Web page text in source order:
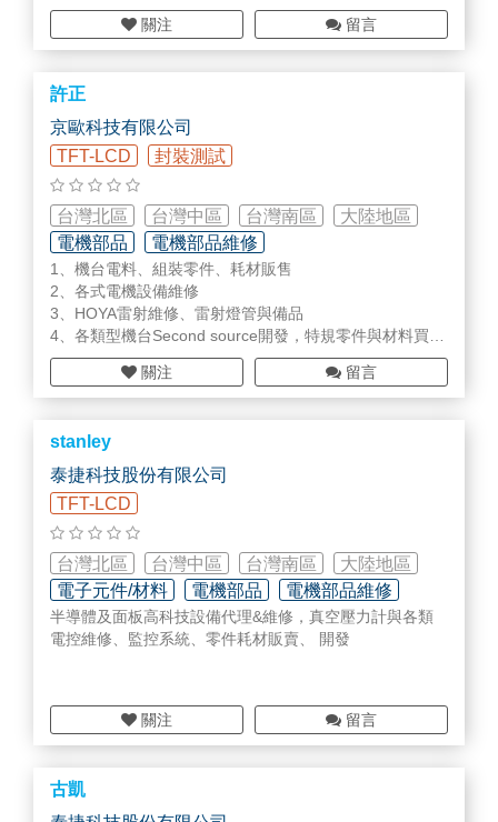
電控類、閥件、RPS、Chiller維修
陽極處理
關注 留言
許正
京歐科技有限公司
TFT-LCD
封裝測試
台灣北區 台灣中區 台灣南區
大陸地區
電機部品
電機部品維修
無塵室設備/用具/耗材
1、機台電料、組裝零件、耗材販售
2、各式電機設備維修
3、HOYA雷射維修、雷射燈管與備品
4、各類型機台Second source開發，特規零件與材料買賣
5、金屬、塑膠材料加工
6、AOI檢查機、Repair修補機研磨帶與耗材
7 、客製化PC軟體設計
8 、AI智能預警系統(PC套裝&手持式Pump管理系統）
詳細內容請來信詢問jenghsu@jing-o.com.tw
0988103455
關注 留言
stanley
泰捷科技股份有限公司
TFT-LCD
台灣北區 台灣中區 台灣南區
大陸地區
電子元件/材料
電機部品 電機部品維修
半導體及面板高科技設備代理&維修，真空壓力計與各類
電控維修、監控系統、零件耗材販賣、 開發
關注 留言
古凱